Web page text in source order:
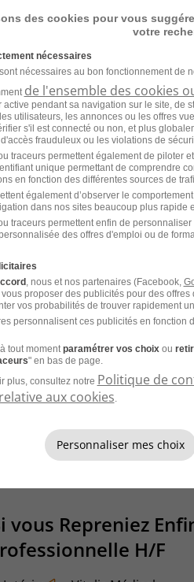
F
CDD
France Travail
- Merignac 33 -
CDI
et laissez les
vous Repreniez
H/F
des cookies pour vous
votre
nécessaires
nécessaires au bon fonctionnement de
de l'ensemble des cookies
active pendant sa navigation sur le site, de
utilisateurs, les annonces ou les offres
s'il est connecté ou non, et plus
frauduleux ou les violations de
traceurs permettent également de piloter
unique permettant de comprendre
en fonction des différentes sources de
également d’observer le
dans nos sites beaucoup plus rapide
traceurs permettent enfin de
des offres d'emploi ou de
, nous et nos partenaires (Facebook,
proposer des publicités pour des
vos probabilités de trouver rapidement
personnalisent ces publicités en fonction
tout moment paramétrer vos choixou
" en bas de page.
plus, consultez notre Politique de
aux cookies
Personnaliser mes choix